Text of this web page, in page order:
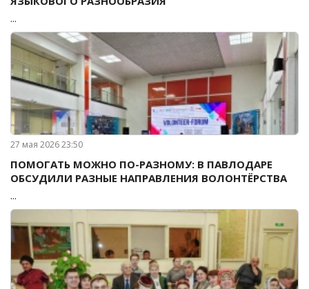
...
27 мая 2026 23:50
ПОМОГАТЬ МОЖНО ПО-РАЗНОМУ: В ПАВЛОДАРЕ
ОБСУДИЛИ РАЗНЫЕ НАПРАВЛЕНИЯ ВОЛОНТЁРСТВА
...